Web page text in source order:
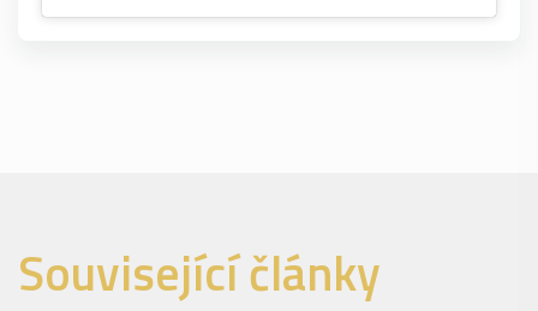
Související články